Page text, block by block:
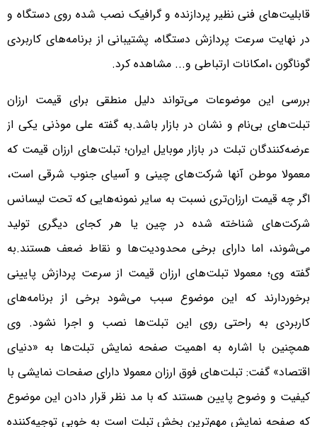
قابلیت‌های فنی نظیر پردازنده و گرافیک نصب شده روی دستگاه و
در نهایت سرعت پردازش دستگاه، پشتیبانی از برنامه‌های کاربردی
گوناگون ،امکانات ارتباطی و... مشاهده کرد.
بررسی این موضوعات می‌تواند دلیل منطقی برای قیمت ارزان
تبلت‌های بی‌نام و نشان در بازار باشد.به گفته علی موذنی یکی از
عرضه‌کنندگان تبلت در بازار موبایل ایران؛ تبلت‌های ارزان قیمت که
معمولا موطن آنها شرکت‌های چینی و آسیای جنوب شرقی است،
اگر چه قیمت ارزان‌تری نسبت به سایر نمونه‌هایی که تحت لیسانس
شرکت‌های شناخته شده در چین یا هر کجای دیگری تولید
می‌شوند، اما دارای برخی محدودیت‌ها و نقاط ضعف هستند.به
گفته وی؛ معمولا تبلت‌های ارزان قیمت از سرعت پردازش پایینی
برخوردارند که این موضوع سبب می‌شود برخی از برنامه‌های
کاربردی به راحتی روی این تبلت‌ها نصب و اجرا نشود. وی
همچنین با اشاره به اهمیت صفحه نمایش تبلت‌ها به «دنیای
اقتصاد» گفت: تبلت‌های فوق ارزان معمولا دارای صفحات نمایشی با
کیفیت و وضوح پایین هستند که با مد نظر قرار دادن این موضوع
که صفحه نمایش مهم‌ترین بخش تبلت است به خوبی توجیه‌کننده